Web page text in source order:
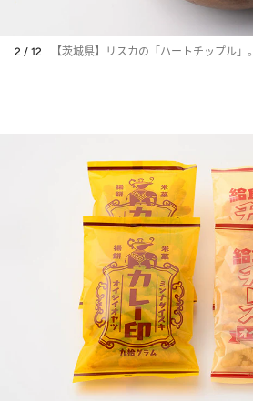
2 / 12 【茨城県】リスカの「ハートチップル」。